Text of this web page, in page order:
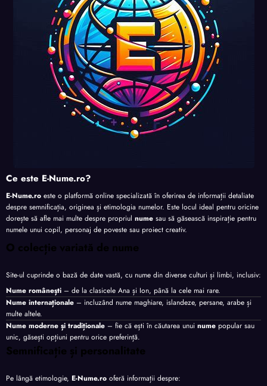
te
te
Ce este E-Nume.ro?
E-Nume.ro este o platformă online specializată în oferirea de informații detaliate
despre semnificația, originea și etimologia numelor. Este locul ideal pentru oricine
dorește să afle mai multe despre propriul nume sau să găsească inspirație pentru
numele unui copil, personaj de poveste sau proiect creativ.
O colecție variată de nume
Site-ul cuprinde o bază de date vastă, cu nume din diverse culturi și limbi, inclusiv:
Nume românești – de la clasicele Ana și Ion, până la cele mai rare.
Nume internaționale – incluzând nume maghiare, islandeze, persane, arabe și
multe altele.
Nume moderne și tradiționale – fie că ești în căutarea unui nume popular sau
unic, găsești opțiuni pentru orice preferință.
Semnificație și personalitate
Pe lângă etimologie, E-Nume.ro oferă informații despre: